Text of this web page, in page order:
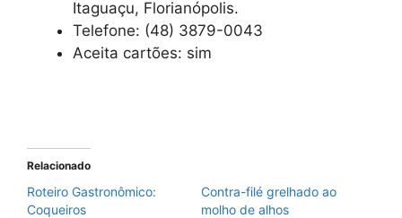
Itaguaçu, Florianópolis.
Telefone: (48) 3879-0043
Aceita cartões: sim
Relacionado
Roteiro Gastronômico:
Coqueiros
Contra-filé grelhado ao
molho de alhos